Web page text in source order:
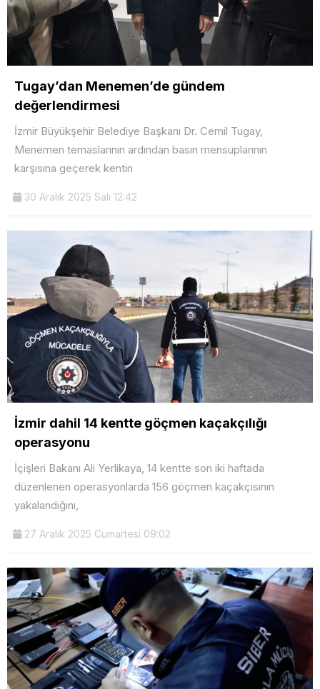
Tugay’dan Menemen’de gündem
değerlendirmesi
İzmir Büyükşehir Belediye Başkanı Dr. Cemil Tugay,
Menemen temaslarının ardından basın mensuplarının
karşısına geçerek kentin
30 Aralık 2025 Salı 12:42
İzmir dahil 14 kentte göçmen kaçakçılığı
operasyonu
İçişleri Bakanı Ali Yerlikaya, 14 kentte son iki haftada
düzenlenen operasyonlarda 156 göçmen kaçakçısının
yakalandığını,
27 Aralık 2025 Cumartesi 09:02